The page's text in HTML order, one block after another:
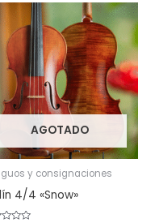
AGOTADO
y consignaciones
4/4 «Snow»